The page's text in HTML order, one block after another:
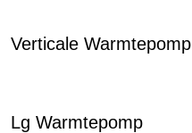
Verticale Warmtepomp
Lg Warmtepomp